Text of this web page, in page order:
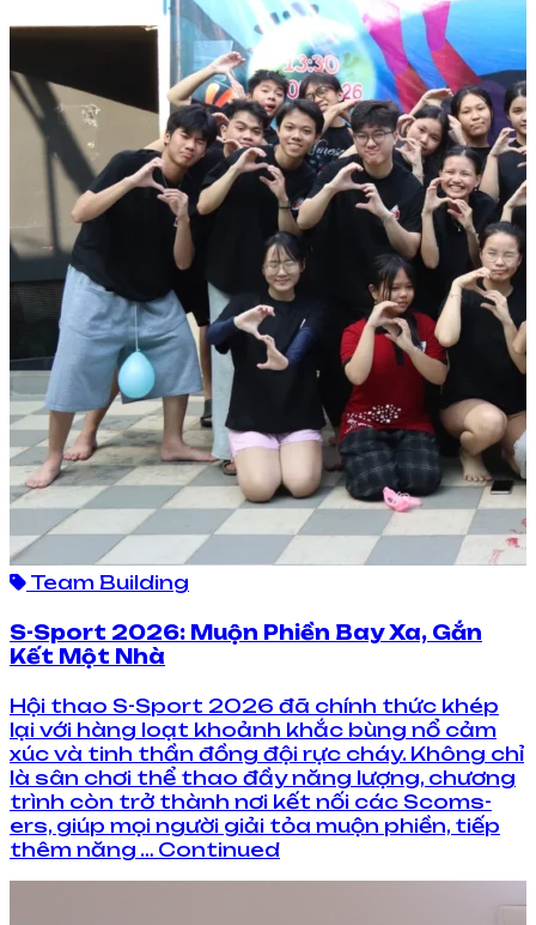
Team Building
S-Sport 2026: Muộn Phiền Bay Xa, Gắn
Kết Một Nhà
Hội thao S-Sport 2026 đã chính thức khép
lại với hàng loạt khoảnh khắc bùng nổ cảm
xúc và tinh thần đồng đội rực cháy. Không chỉ
là sân chơi thể thao đầy năng lượng, chương
trình còn trở thành nơi kết nối các Scoms-
ers, giúp mọi người giải tỏa muộn phiền, tiếp
thêm năng … Continued